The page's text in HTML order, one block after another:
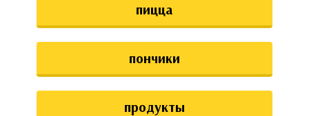
пицца
пончики
продукты